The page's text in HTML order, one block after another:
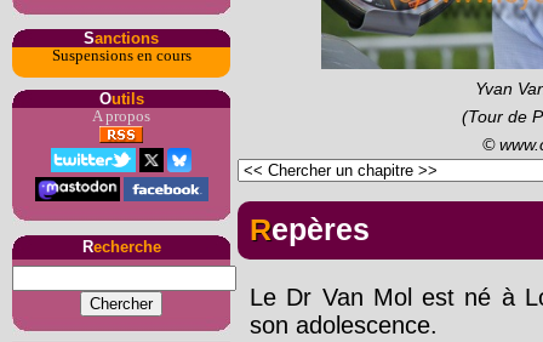
Sanctions
Suspensions en cours
Outils
A propos
Recherche
Yvan
(Tour de
©
Repères
Le Dr Van Mol est né à
son adolescence.